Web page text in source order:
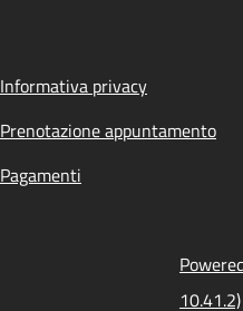
Informativa privacy
Prenotazione appuntamento
Pagamenti
10.41.2)